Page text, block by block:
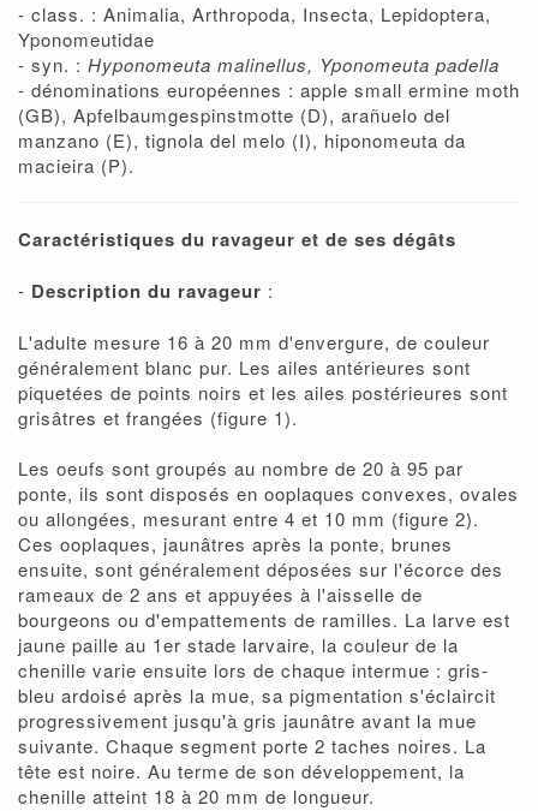
- class. : Animalia, Arthropoda, Insecta, Lepidoptera,
Yponomeutidae
- syn. : Hyponomeuta malinellus, Yponomeuta padella
- dénominations européennes : apple small ermine moth
(GB), Apfelbaumgespinstmotte (D), arañuelo del
manzano (E), tignola del melo (I), hiponomeuta da
macieira (P).
Caractéristiques du ravageur et de ses dégâts
- Description du ravageur :
L'adulte mesure 16 à 20 mm d'envergure, de couleur
généralement blanc pur. Les ailes antérieures sont
piquetées de points noirs et les ailes postérieures sont
grisâtres et frangées (figure 1).
Les oeufs sont groupés au nombre de 20 à 95 par
ponte, ils sont disposés en ooplaques convexes, ovales
ou allongées, mesurant entre 4 et 10 mm (figure 2).
Ces ooplaques, jaunâtres après la ponte, brunes
ensuite, sont généralement déposées sur l'écorce des
rameaux de 2 ans et appuyées à l'aisselle de
bourgeons ou d'empattements de ramilles. La larve est
jaune paille au 1er stade larvaire, la couleur de la
chenille varie ensuite lors de chaque intermue : gris-
bleu ardoisé après la mue, sa pigmentation s'éclaircit
progressivement jusqu'à gris jaunâtre avant la mue
suivante. Chaque segment porte 2 taches noires. La
tête est noire. Au terme de son développement, la
chenille atteint 18 à 20 mm de longueur.